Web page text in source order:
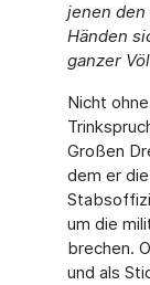
jenen den
Händen
ganzer
Nicht
Großen
dem er
um die
brechen.
und als